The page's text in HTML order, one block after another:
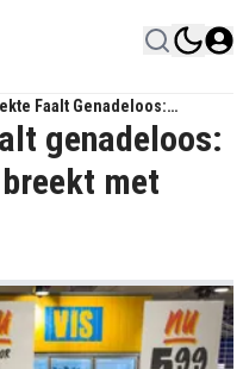
Faalt Genadeloos:
Breekt Met Woke
genadeloos:
met